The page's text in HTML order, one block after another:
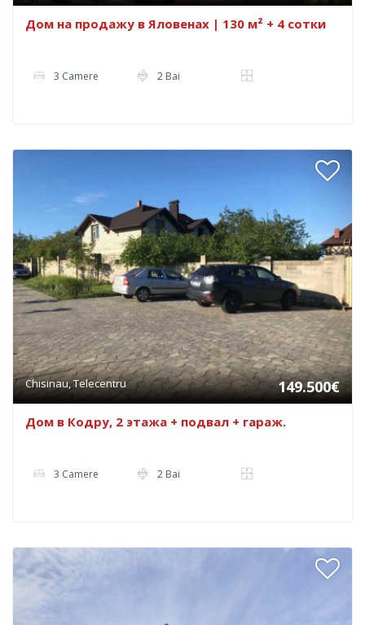
Дом на продажу в Яловенах | 130 м² + 4 сотки
3 Camere 2 Bai
Chisinau, Telecentru 149.500€
Дом в Кодру, 2 этажа + подвал + гараж.
3 Camere 2 Bai